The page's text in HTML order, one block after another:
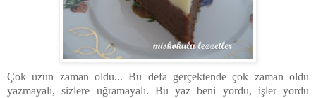
Çok uzun zaman oldu... Bu defa gerçektende çok zaman oldu
yazmayalı, sizlere uğramayalı. Bu yaz beni yordu, işler yordu